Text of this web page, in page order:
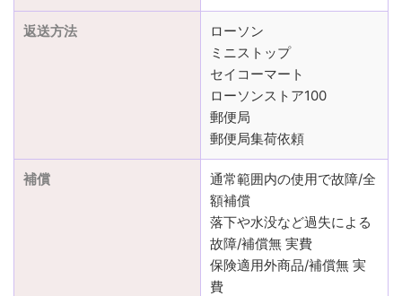
返送方法
ローソン
ミニストップ
セイコーマート
ローソンストア100
郵便局
郵便局集荷依頼
補償
通常範囲内の使用で故障/全
額補償
落下や水没など過失による
故障/補償無 実費
保険適用外商品/補償無 実
費